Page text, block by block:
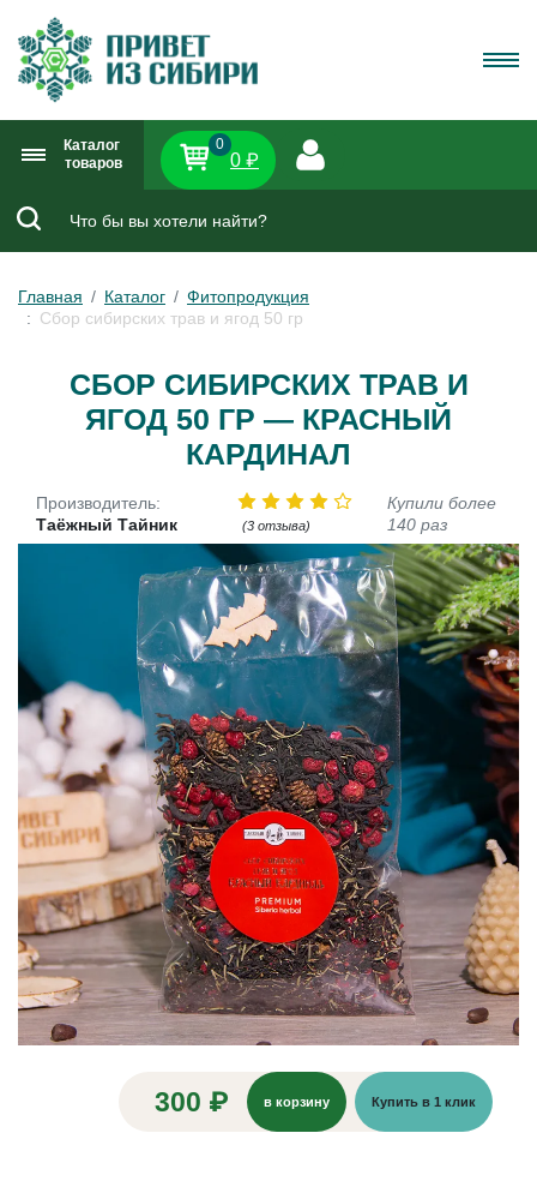
Каталог
товаров
0
0 ₽
Главная Каталог
Фитопродукция
Сбор сибирских трав и ягод 50 гр
СБОР СИБИРСКИХ ТРАВ И
ЯГОД 50 ГР — КРАСНЫЙ
КАРДИНАЛ
Производитель:
Таёжный Тайник
(3 отзыва)
Купили более
140 раз
300 ₽ в корзину Купить в 1 клик